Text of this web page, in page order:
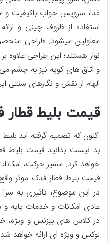
استفاده از ظروف چینی و
معلولین می‏شود. طراحی
و اتاق‏ های کوپه نیز به ‏چشم
الهام از نقش و نگارهای سنتی
قیمت بلیط قطار
اکنون که تصمیم گرفته اید
بد نیست بدانید قیمت بلیط
خواهد کرد. مسیر حرکت،
در این موضوع، تاثیری به
عادی امکانات و خدمات پایه و
در کلاس های بیزنس و ویژه،
لوکس و ویژه ای ارائه خواهد